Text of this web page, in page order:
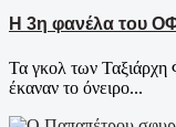
Η 3η φανέλα του
Τα γκολ των Ταξιάρχη
έκαναν το όνειρο...